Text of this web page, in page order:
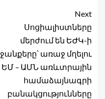
Next
Սոցիալիստները
մերժում են ԵԺԿ-ի
ջանքերը՝ առաջ մղելու
ԵՄ – ԱՄՆ առևտրային
համաձայնագրի
բանակցությունները